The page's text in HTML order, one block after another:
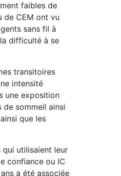
faibles de
de CEM ont vu
sans fil à
difficulté à se
transitoires
intensité
une exposition
de sommeil ainsi
que les
utilisaient leur
confiance ou IC
a été associée